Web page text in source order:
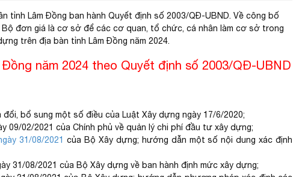
tỉnh Lâm Đồng ban hành Quyết định số 2003/QĐ-UBND. Về công bố
Bộ đơn giá là cơ sở để các cơ quan, tổ chức, cá nhân làm cơ sở trong
trên địa bàn tỉnh Lâm Đồng năm 2024.
năm 2024 theo Quyết định số 2003/QĐ-UBND
bổ sung một số điều của Luật Xây dựng ngày 17/6/2020;
09/02/2021 của Chính phủ về quản lý chi phí đầu tư xây dựng;
31/08/2021 của Bộ Xây dựng; hướng dẫn một số nội dung xác định
31/08/2021 của Bộ Xây dựng về ban hành định mức xây dựng;